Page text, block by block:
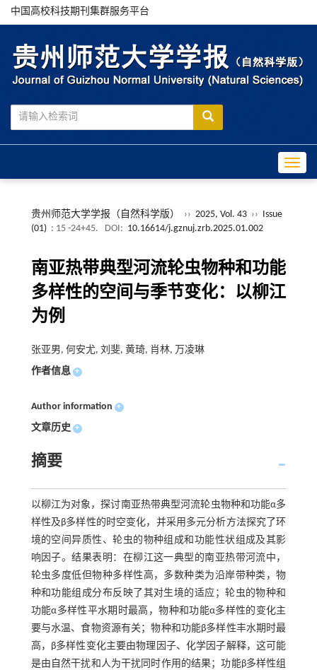
中国高校科技期刊集群服务平台
贵州师范大学学报（自然科学版） ›› 2025, Vol. 43 ››
Issue
(01) : 15 -24+45. DOI: 10.16614/j.gznuj.zrb.2025.01.002
南亚热带典型河流轮虫物种和功能
多样性的空间与季节变化：以柳江
为例
张亚男, 何安尤, 刘斐, 黄琦, 肖林, 万凌琳
作者信息 +
Author information +
文章历史 +
摘要
以柳江为对象，探讨南亚热带典型河流轮虫物种和功能α多
样性及β多样性的时空变化，并采用多元分析方法探究了环
境的空间异质性、轮虫的物种组成和功能性状组成及其影
响因子。结果表明：在柳江这一典型的南亚热带河流中，
轮虫多度低但物种多样性高，多数种类为沿岸带种类，物
种和功能组成分布反映了其对生境的适应；轮虫的物种和
功能α多样性平水期时最高，物种和功能α多样性的变化主
要与水温、食物资源有关；物种和功能β多样性丰水期时最
高，β多样性变化主要由物理因子、化学因子解释，这可能
是由自然干扰和人为干扰同时作用的结果；功能β多样性组